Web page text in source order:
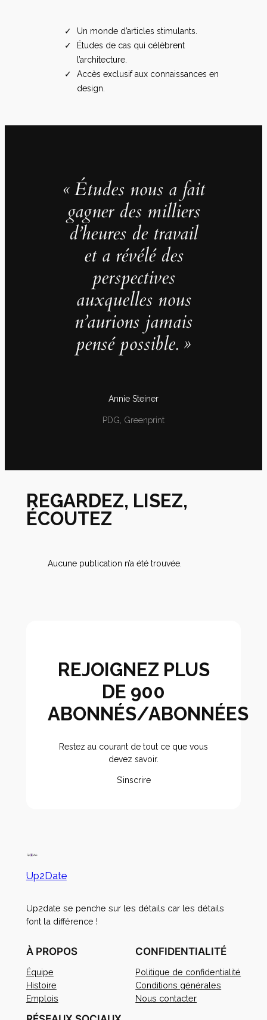
Un monde d’articles stimulants.
Études de cas qui célèbrent
l’architecture.
Accès exclusif aux connaissances en
design.
« Études nous a fait
gagner des milliers
d’heures de travail
et a révélé des
perspectives
auxquelles nous
n’aurions jamais
pensé possible. »
Annie Steiner
PDG, Greenprint
REGARDEZ, LISEZ,
ÉCOUTEZ
Aucune publication n’a été trouvée.
REJOIGNEZ PLUS
DE 900
ABONNÉS/ABONNÉES
Restez au courant de tout ce que vous
devez savoir.
S’inscrire
Up2Date
Up2date se penche sur les détails car les détails
font la différence !
À PROPOS
Équipe
Histoire
Emplois
CONFIDENTIALITÉ
Politique de confidentialité
Conditions générales
Nous contacter